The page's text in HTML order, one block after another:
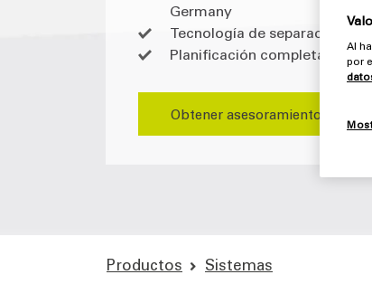
Germany
Tecnología de separación
Planificación completa del
Obtener asesoramiento
Productos Sistemas
Al
por